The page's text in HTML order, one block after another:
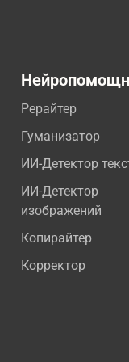
Рерайтер
Гуманизатор
ИИ-Детектор
ИИ-Детектор
изображений
Копирайтер
Корректор